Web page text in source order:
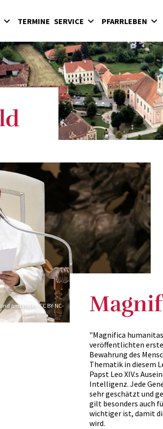
TERMINE SERVICE
Eintritt in die Kirche
Begräbnisse
PFARRLEBEN
Jugend
Erwachsene
Kirchenmusik
Glaube und Gebet
Geistliche Gemeinschaften
Pinkafeld
Sinnersdorf
Wiesfleck /
and Wales, CC BY-NC-
"Magnifica
veröffentlichten
Bewahrung des
Thematik in diesem
Papst Leo XIV.s
Intelligenz. Jede
sehr geschätzt und
gilt besonders auch
wichtiger ist, damit
wird.